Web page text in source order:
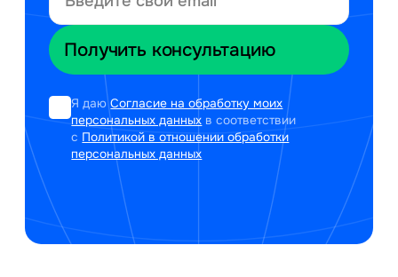
Я даюСогласие на обработку моих
персональных данных в соответствии
с Политикой в отношении обработки
персональных данных